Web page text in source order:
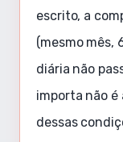
escrito, a
(mesmo mês,
diária não
importa não é
dessas